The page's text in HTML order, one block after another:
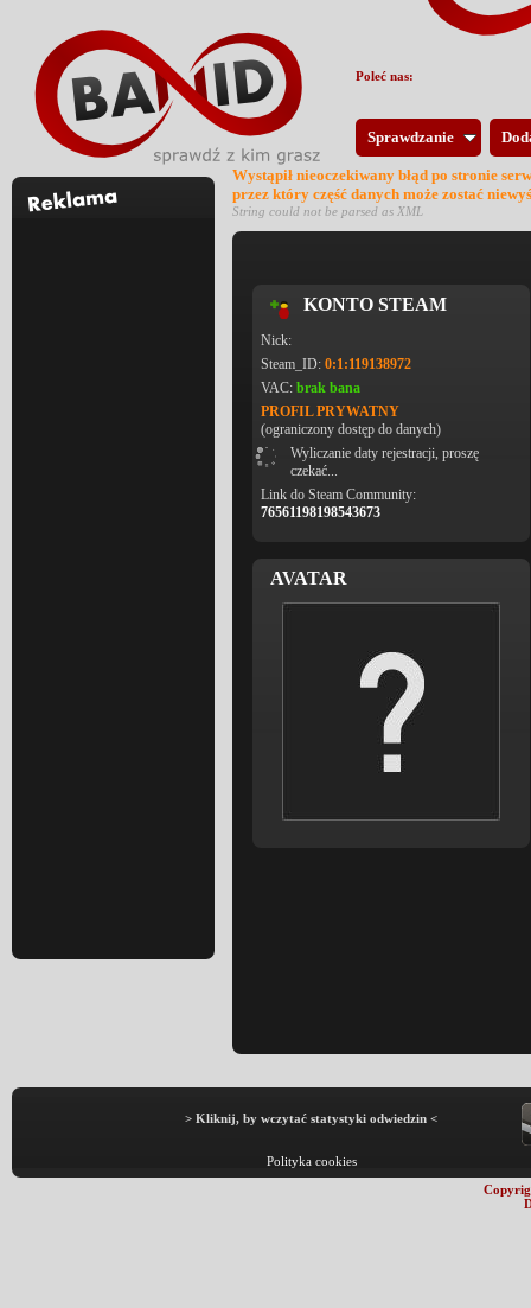
Sprawdzanie
Wystąpił nieoczekiwany błąd po stronie
przez który część danych może zostać
String could not be parsed as XML
KONTO STEAM
Nick:
Steam_ID: 0:1:119138972
VAC: brak bana
PROFIL PRYWATNY
(ograniczony dostęp do danych)
Wyliczanie daty rejestracji, proszę
czekać...
Link do Steam Community:
76561198198543673
AVATAR
> Kliknij, by wczytać statystyki odwiedzin <
Polityka cookies
Poleć nas: